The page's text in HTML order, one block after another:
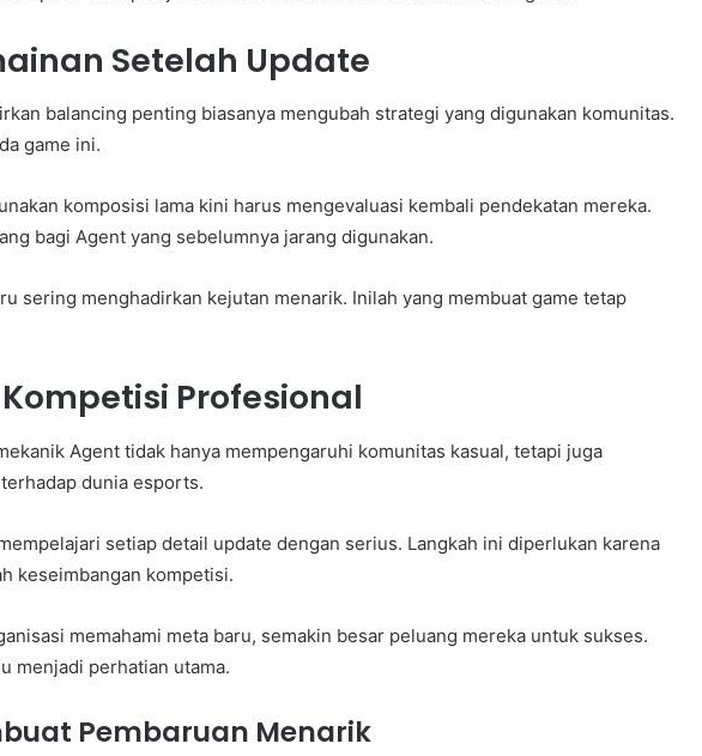
Setelah Update
balancing penting biasanya mengubah strategi yang digunakan komunitas.
game ini.
komposisi lama kini harus mengevaluasi kembali pendekatan mereka.
bagi Agent yang sebelumnya jarang digunakan.
sering menghadirkan kejutan menarik. Inilah yang membuat game tetap
Profesional
Agent tidak hanya mempengaruhi komunitas kasual, tetapi juga
dunia esports.
setiap detail update dengan serius. Langkah ini diperlukan karena
keseimbangan kompetisi.
memahami meta baru, semakin besar peluang mereka untuk sukses.
menjadi perhatian utama.
Pembaruan Menarik